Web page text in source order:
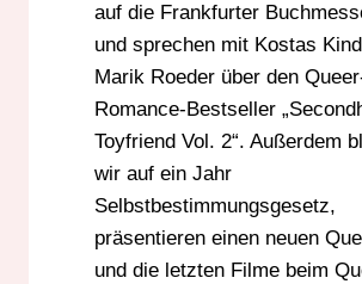
auf die Frankfurter
und sprechen mit Kostas
Marik Roeder über den
Romance-Bestseller
Toyfriend Vol. 2“. Außerdem
wir auf ein Jahr
Selbstbestimmungsgesetz,
präsentieren einen neuen
und die letzten Filme beim